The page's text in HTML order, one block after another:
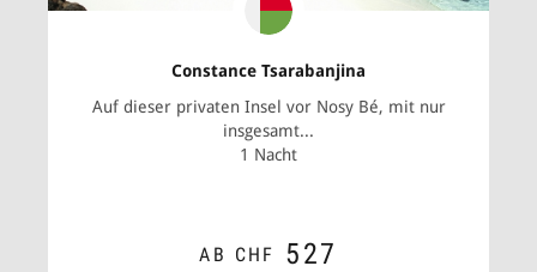
Constance Tsarabanjina
Auf dieser privaten Insel vor Nosy Bé, mit nur
insgesamt...
1 Nacht
AB CHF 527